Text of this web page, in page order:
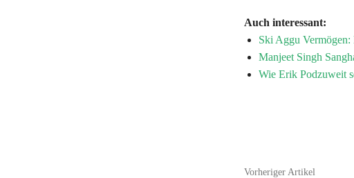
Auch interessant:
Ski Aggu
Manjeet Singh
Wie Erik Podzuweit
Vorheriger Artikel